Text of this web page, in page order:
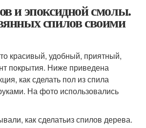
и эпоксидной смолы.
спилов своими
красивый, удобный, приятный,
покрытия. Ниже приведена
как сделать пол из спила
На фото использовались
как сделатьиз спилов дерева.